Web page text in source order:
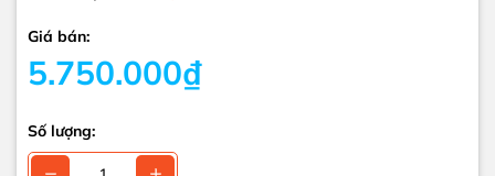
Giá bán:
5.750.000₫
Số lượng: